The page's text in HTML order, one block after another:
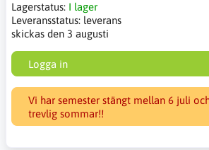
Lagerstatus: I lager
Leveransstatus: leverans
skickas den 3 augusti
Logga in
Vi har semester stängt mellan 6 juli
trevlig sommar!!